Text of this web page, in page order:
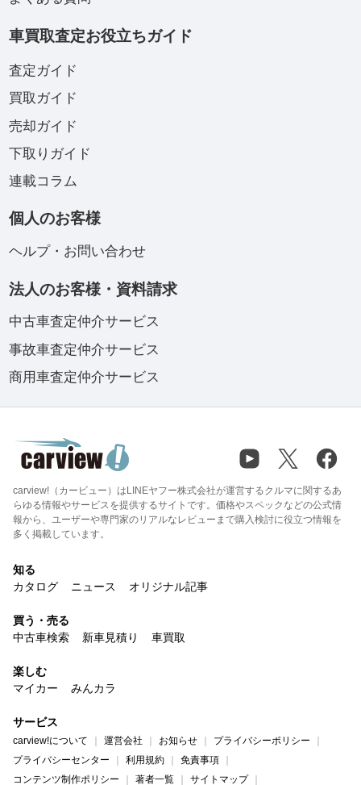
車買取査定お役立ちガイド
査定ガイド
買取ガイド
売却ガイド
下取りガイド
連載コラム
個人のお客様
ヘルプ・お問い合わせ
法人のお客様・資料請求
中古車査定仲介サービス
事故車査定仲介サービス
商用車査定仲介サービス
carview!（カービュー）はLINEヤフー株式会社が運営するクルマに関するあ
らゆる情報やサービスを提供するサイトです。価格やスペックなどの公式情
報から、ユーザーや専門家のリアルなレビューまで購入検討に役立つ情報を
多く掲載しています。
知る
カタログ
ニュース オリジナル記事
買う・売る
中古車検索
新車見積り 車買取
楽しむ
マイカー
みんカラ
サービス
carview!について 運営会社 お知らせ
プライバシーポリシー
プライバシーセンター
利用規約
免責事項
コンテンツ制作ポリシー
著者一覧 サイトマップ